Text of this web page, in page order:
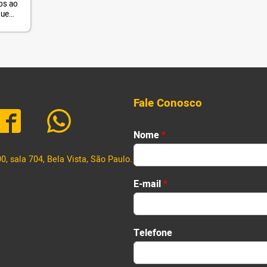
ao
sala 704, Bela Vista, São Paulo.
Fale Conosco
Nome*
First
E-mail*
Telefone